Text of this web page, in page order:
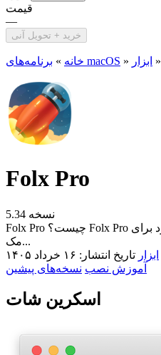
قیمت
—
خرید + تحویل آنی
خانه » برنامه‌های macOS » ابزار »
Folx Pro
نسخه 5.34
Folx Pro چیست؟ Folx Pro یکی از برنامه‌های مطرح دانلود برای
مک...
ابزار تاریخ انتشار: ۱۶ خرداد ۱۴۰۵
آموزش نصب نسخه‌های پیشین
اسکرین شات